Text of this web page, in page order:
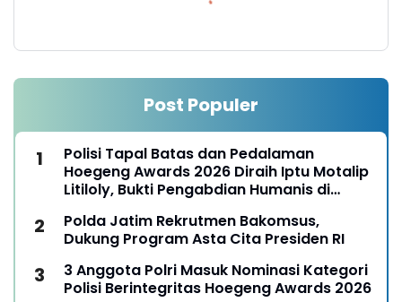
Post Populer
Polisi Tapal Batas dan Pedalaman
Hoegeng Awards 2026 Diraih Iptu Motalip
Litiloly, Bukti Pengabdian Humanis di
Polda Jatim Rekrutmen Bakomsus,
Dukung Program Asta Cita Presiden RI
3 Anggota Polri Masuk Nominasi Kategori
Polisi Berintegritas Hoegeng Awards 2026